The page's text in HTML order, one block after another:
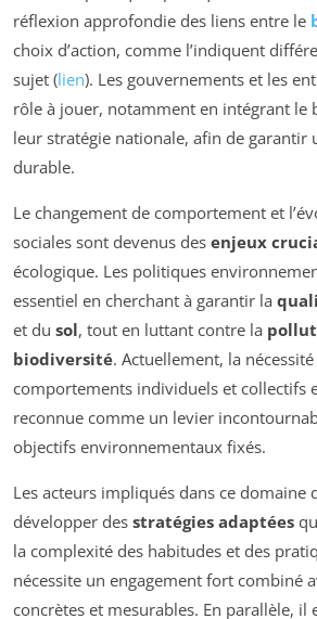
réflexion approfondie des liens entre le
choix d’action, comme l’indiquent
sujet (lien). Les gouvernements et les
rôle à jouer, notamment en intégrant le
leur stratégie nationale, afin de garantir
durable.
Le changement de comportement et
sociales sont devenus des enjeux
écologique. Les politiques
essentiel en cherchant à garantir la
et du sol, tout en luttant contre la
biodiversité. Actuellement, la
comportements individuels et collectifs
reconnue comme un levier
objectifs environnementaux fixés.
Les acteurs impliqués dans ce domaine
développer des stratégies adaptées
la complexité des habitudes et des
nécessite un engagement fort combiné
concrètes et mesurables. En parallèle, il